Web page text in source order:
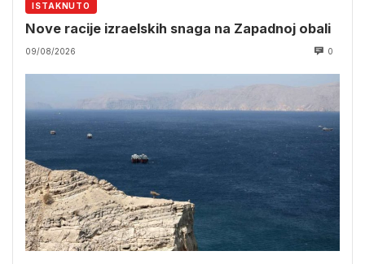
ISTAKNUTO
Nove racije izraelskih snaga na Zapadnoj obali
09/08/2026 0